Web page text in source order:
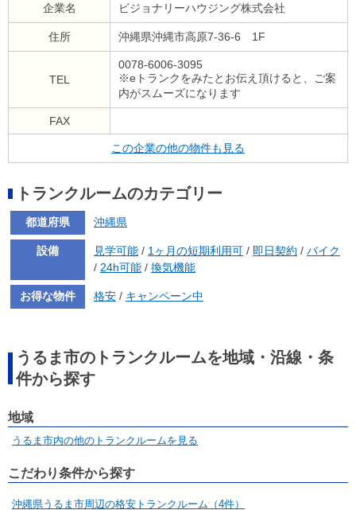
企業名 ビジョナリーハウジング株式会社
住所 沖縄県沖縄市高原7-36-6 1F
TEL
0078-6006-3095
※eトランクをみたとお伝え頂けると、ご案
内がスムーズになります
FAX
この企業の他の物件も見る
トランクルームのカテゴリー
都道府県 沖縄県
設備 見学可能 / 1ヶ月の短期利用可 / 即日契約 / バイク
/ 24h可能 / 換気機能
お得な物件 格安 / キャンペーン中
うるま市のトランクルームを地域・沿線・条
件から探す
地域
うるま市内の他のトランクルームを見る
こだわり条件から探す
沖縄県うるま市周辺の格安トランクルーム（4件）